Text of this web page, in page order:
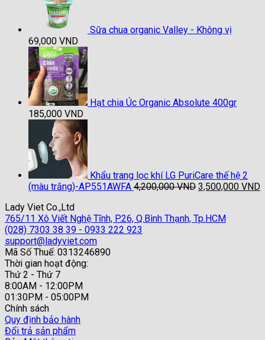
Sữa chua organic Valley - Không vị
69,000 VND
Hạt chia Úc Organic Absolute 400gr
185,000 VND
Khẩu trang lọc khí LG PuriCare thế hệ 2
(màu trắng)-AP551AWFA 4,200,000VND Giá
4,200,000 VND.
3,500,000 VND
Lady Viet Co.,Ltd
765/11 Xô Viết Nghệ Tĩnh, P.26, Q.Bình Thạnh, Tp.HCM
(028) 7303 38 39 - 0933 222 923
support@ladyviet.com
Mã Số Thuế: 0313246890
Thời gian hoạt động:
Thứ 2 - Thứ 7
8:00AM - 12:00PM
01:30PM - 05:00PM
Chính sách
Quy định bảo hành
Đổi trả sản phẩm